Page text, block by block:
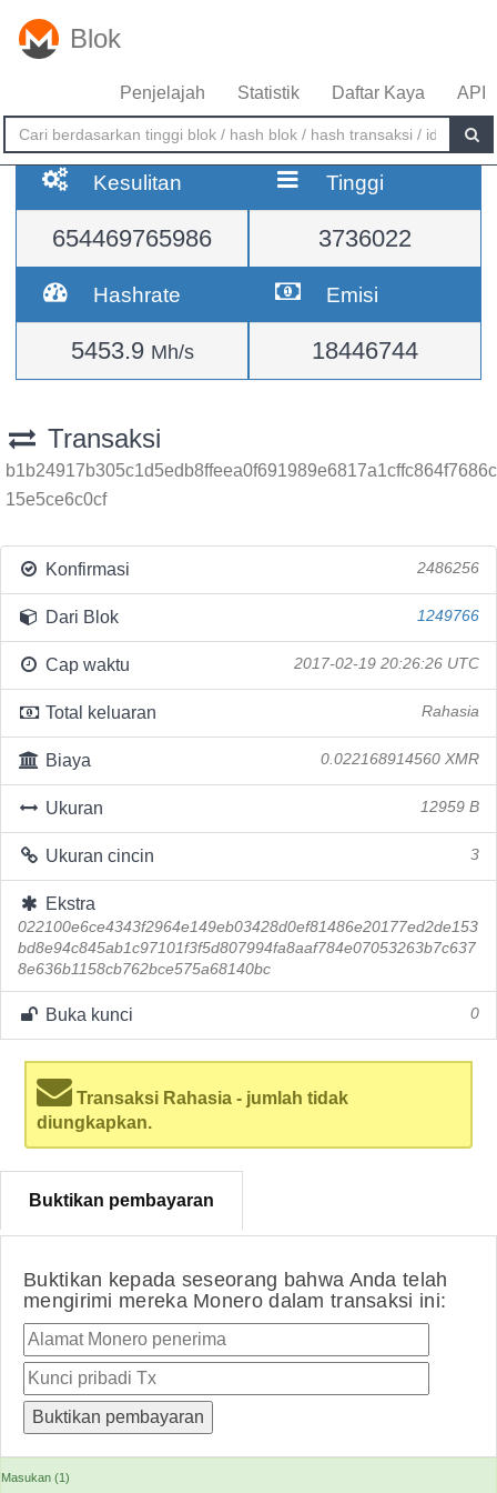
Blok
Penjelajah Statistik Daftar Kaya API
Kesulitan
654469765986
Tinggi
3736022
Hashrate
5453.9 Mh/s
Emisi
18446744
Transaksi
b1b24917b305c1d5edb8ffeea0f691989e6817a1cffc864f7686c
15e5ce6c0cf
Konfirmasi 2486256
Dari Blok 1249766
Cap waktu 2017-02-19 20:26:26 UTC
Total keluaran Rahasia
Biaya 0.022168914560 XMR
Ukuran 12959 B
Ukuran cincin 3
Ekstra
022100e6ce4343f2964e149eb03428d0ef81486e20177ed2de153
bd8e94c845ab1c97101f3f5d807994fa8aaf784e07053263b7c637
8e636b1158cb762bce575a68140bc
Buka kunci 0
Transaksi Rahasia - jumlah tidak
diungkapkan.
Buktikan pembayaran
Buktikan kepada seseorang bahwa Anda telah
mengirimi mereka Monero dalam transaksi ini:
Masukan (1)